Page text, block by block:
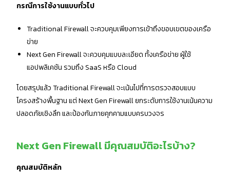
กรณีการใช้งานแบบทั่วไป
Traditional Firewall จะควบคุมเพียงการเข้าถึงขอบเขตของเครือ
ข่าย
Next Gen Firewall จะควบคุมแบบละเอียด ทั้งเครือข่าย ผู้ใช้
แอปพลิเคชัน รวมถึง SaaS หรือ Cloud
โดยสรุปแล้ว Traditional Firewall จะเน้นไปที่การตรวจสอบแบบ
โครงสร้างพื้นฐาน แต่ Next Gen Firewall ยกระดับการใช้งานเน้นความ
ปลอดภัยเชิงลึก และป้องกันภายคุกคามแบบครบวงจร
Next Gen Firewall มีคุณสมบัติอะไรบ้าง?
คุณสมบัติหลัก